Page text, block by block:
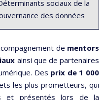
sociaux de la
des données
de mentors
ainsi que de partenaires
Des prix de 1 000
les plus prometteurs, qui
et présentés lors de la